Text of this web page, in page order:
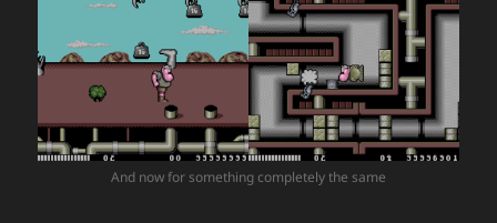
And now for something completely the same